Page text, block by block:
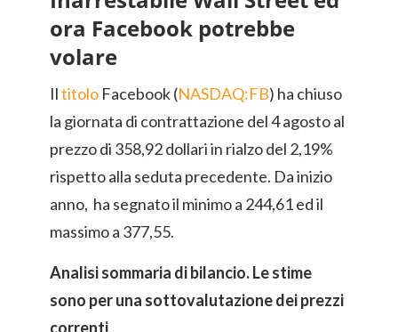
ora Facebook potrebbe
volare
Iltitolo Facebook (NASDAQ:FB) ha chiuso
la giornata di contrattazione del 4 agosto al
prezzo di 358,92 dollari in rialzo del 2,19%
rispetto alla seduta precedente. Da inizio
anno, ha segnato il minimo a 244,61 ed il
massimo a 377,55.
Analisi sommaria di bilancio. Le stime
sono per una sottovalutazione dei prezzi
correnti